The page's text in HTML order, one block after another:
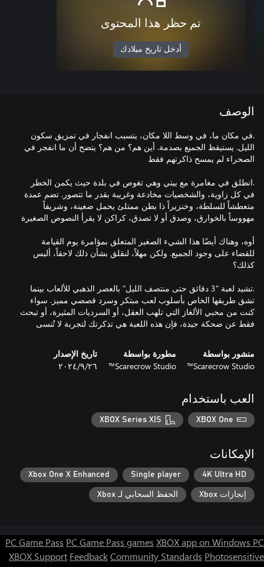
تم حظر هذا المحتوى
أدخل تاريخ ميلادك
الوصف
.في مكان ما، في وسط اللا مكان، يتسبب انفجار في تمزيق سكون
الليل. يستيقظ الجميع بصدمة. أين هم؟ من هم؟ يتضح أن ما انفجر في
.انطلق في مغامرة مع بيتي وهي تغوص في بلدة حيث يكمن الخطر
في كل زاوية، والشخصيات مخادعة وغريبة بقدر ما تتصور. تضم عمدة
متعطشاً للسلطة، وخنزيراً ذا بطن ممتلئ يحمل ضغينة، وشريفاً
أوه، وهناك أيضًا هذا الشيء الصغير المتعلق بمؤامرة يوم القيامة
للقضاء على وجود الجميع. ولكن مهلاً، لنقلق بشأن ذلك لاحقاً، أليس
.تشيد لعبة "3 دقائق حتى منتصف الليل" بالعصر الذهبي للألعاب بينما
تشق طريقها الخاص بأسلوب لعب مبتكر وسرد قصصي مميز. سواء
كنت من محبي الألغاز التي تلهب العقل، أو السرديات المثيرة، أو تبحث
فقط عن ضحكة جيدة، فإن هذه اللعبة هي تذكرتك لتجربة لا تُنسى
منشور بواسطة
Scarecrow Studio™
مطورة بواسطة
Scarecrow Studio™
تاريخ الإصدار
٢٦‏/٩‏/٢٠٢٤
العب باستخدام
XBOX One
XBOX Series X|S
الإمكانات
4K Ultra HD
Single player
Xbox One X Enhanced
إنجازات Xbox الحفظ السحابي لـ Xbox
PC Game Pass PC Game Pass games XBOX app on Windows PC
XBOX Support FeedbackCommunity Standards Photosensitive